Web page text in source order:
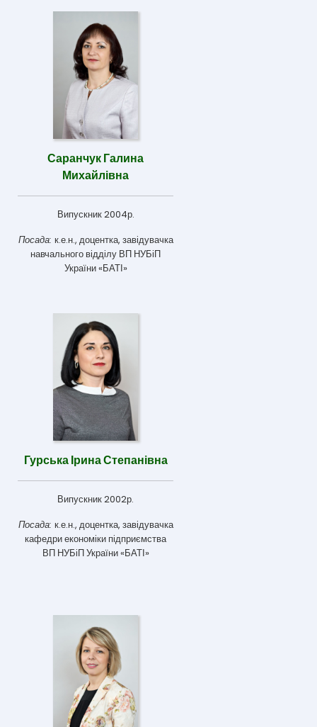
Саранчук Галина
Михайлівна
Випускник 2004р.
Посада: к.е.н., доцентка, завідувачка
навчального відділу ВП НУБіП
України «БАТІ»
Гурська Ірина Степанівна
Випускник 2002р.
Посада: к.е.н., доцентка, завідувачка
кафедри економіки підприємства
ВП НУБіП України «БАТІ»